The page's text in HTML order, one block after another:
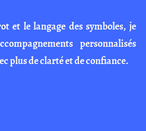
et le langage des symboles, je
personnalisés
plus de clarté et de confiance.